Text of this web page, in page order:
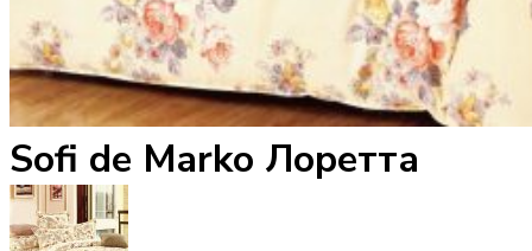
Sofi de Marko Лоретта